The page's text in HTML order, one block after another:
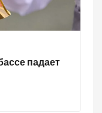
падает